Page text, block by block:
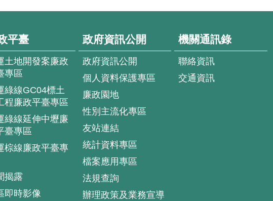
平臺
土地開發案廉政
專區
綠線GC04標土
程廉政平臺專區
綠線延伸中壢廉
臺專區
棕線廉政平臺專
揭露
即時影像
政府資訊公開
政府資訊公開
個人資料保護專區
廉政園地
性別主流化專區
友站連結
統計資料專區
檔案應用專區
法規查詢
辦理政策及業務宣導
機關通訊錄
聯絡資訊
交通資訊